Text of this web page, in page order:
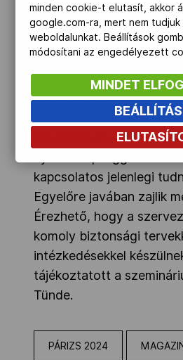
valamint a digitális
kiberbiztonságra is.
„Helyszíni látogatást
Trocaderón is, ahol
nagykövetségi
hozzánk, akivel több
egyeztettünk és
kapcsolatos jelenlegi
Egyelőre javában zajlik
Érezhető, hogy a
komoly biztonsági
intézkedésekkel
tájékoztatott a
Tünde.
PÁRIZS 2024
minden cookie-t elutasít, akkor
google.com-ra, mert nem tudjuk
weboldalunkat. Beállítások
módosítani az engedélyezett
MINDET